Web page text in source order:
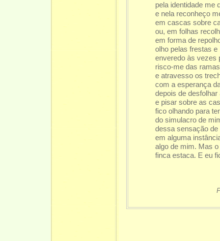
pela identidade me
e nela reconheço
em cascas sobre
ou, em folhas
em forma de
olho pelas frestas
enveredo às vezes
risco-me das
e atravesso os
com a esperança
depois de desfolhar
e pisar sobre as
fico olhando para
do simulacro de
dessa sensação de
em alguma
algo de mim. Mas
finca estaca. E eu